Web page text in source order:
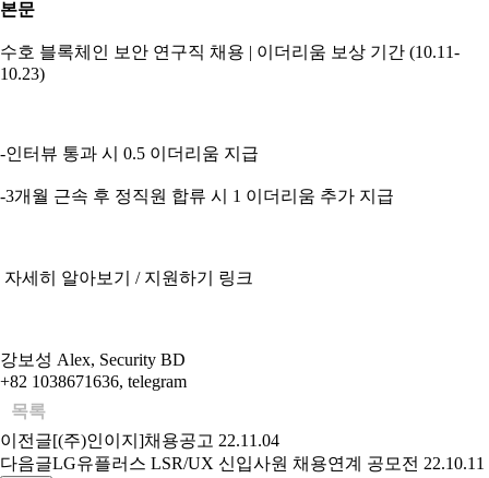
본문
수호 블록체인 보안 연구직 채용 | 이더리움 보상 기간 (10.11-
10.23)
-인터뷰 통과 시 0.5 이더리움 지급
-3개월 근속 후 정직원 합류 시 1 이더리움 추가 지급
자세히 알아보기 / 지원하기 링크
강보성 Alex, Security BD
+82 1038671636, telegram
목록
이전글[(주)인이지]채용공고 22.11.04
다음글LG유플러스 LSR/UX 신입사원 채용연계 공모전 22.10.11